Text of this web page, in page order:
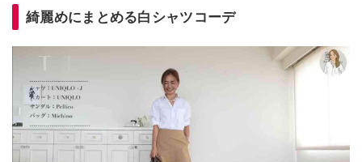
綺麗めにまとめる白シャツコーデ